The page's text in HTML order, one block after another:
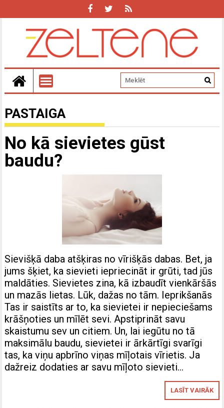
PASTAIGA
No kā sievietes gūst
baudu?
Sievišķā daba atšķiras no vīrišķās dabas. Bet, ja
jums šķiet, ka sievieti iepriecināt ir grūti, tad jūs
maldāties. Sievietes zina, kā izbaudīt vienkāršās
un mazās lietas. Lūk, dažas no tām. Ieprikšanās
Tas ir saistīts ar to, ka sievietei ir nepieciešams
krāšņoties un mīlēt sevi. Apstiprināt savu
skaistumu sev un citiem. Un, lai iegūtu no tā
maksimālu baudu, sievietei ir ārkārtīgi svarīgi
tas, ka viņu apbrīno viņas mīļotais vīrietis. Ja
dažreiz dodaties ar savu mīļoto sievieti…
LASĪT VAIRĀK